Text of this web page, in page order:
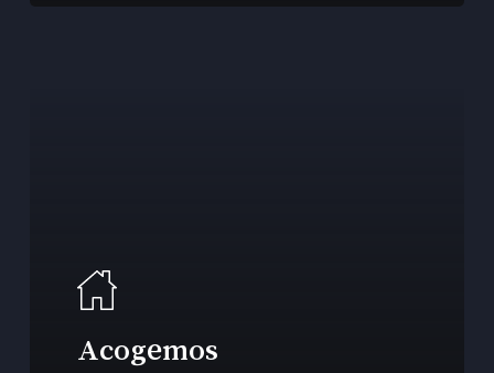
Acogemos